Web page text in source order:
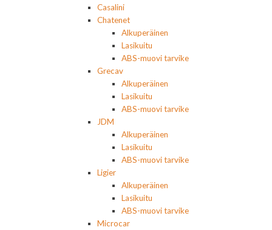
Casalini
Chatenet
Alkuperäinen
Lasikuitu
ABS-muovi tarvike
Grecav
Alkuperäinen
Lasikuitu
ABS-muovi tarvike
JDM
Alkuperäinen
Lasikuitu
ABS-muovi tarvike
Ligier
Alkuperäinen
Lasikuitu
ABS-muovi tarvike
Microcar